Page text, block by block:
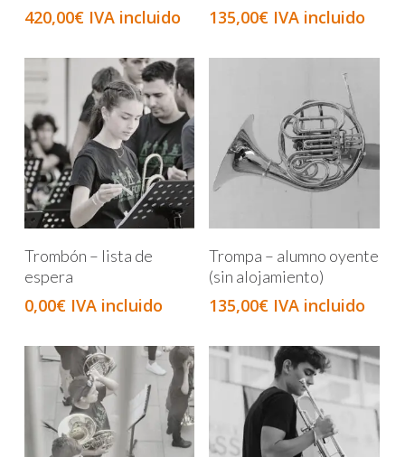
420,00€ IVA incluido 135,00€ IVA incluido
Trombón – lista de
espera
0,00€ IVA incluido
Trompa – alumno oyente
(sin alojamiento)
135,00€ IVA incluido